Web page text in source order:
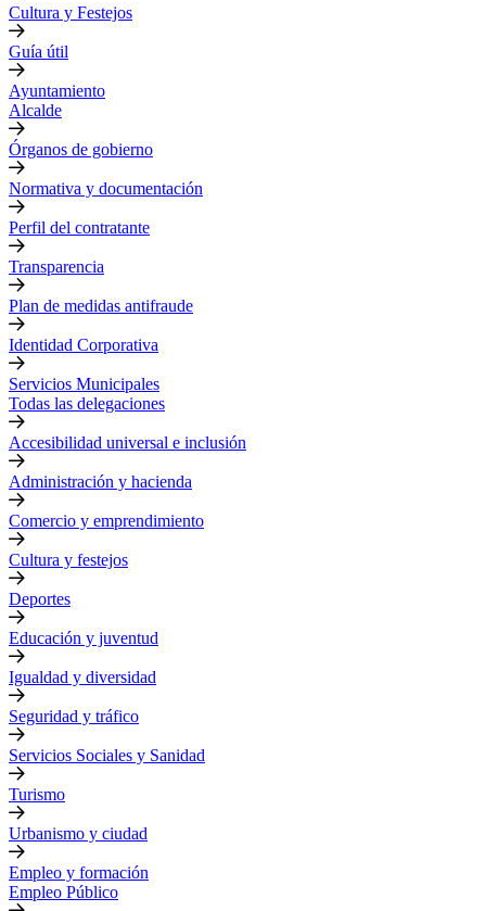
Cultura y Festejos
Guía útil
Ayuntamiento
Alcalde
Órganos de gobierno
Normativa y documentación
Perfil del contratante
Transparencia
Plan de medidas antifraude
Identidad Corporativa
Servicios Municipales
Todas las delegaciones
Accesibilidad universal e inclusión
Administración y hacienda
Comercio y emprendimiento
Cultura y festejos
Deportes
Educación y juventud
Igualdad y diversidad
Seguridad y tráfico
Servicios Sociales y Sanidad
Turismo
Urbanismo y ciudad
Empleo y formación
Empleo Público